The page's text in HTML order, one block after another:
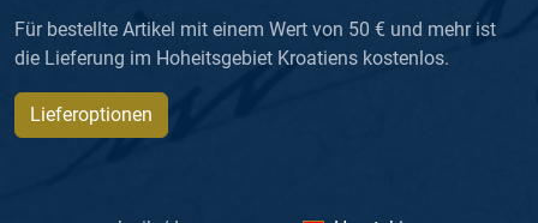
Für bestellte Artikel mit einem Wert von 50 € und mehr ist
die Lieferung im Hoheitsgebiet Kroatiens kostenlos.
Lieferoptionen